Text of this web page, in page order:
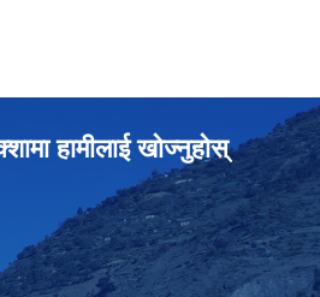
हामीलाई खोज्नुहोस्